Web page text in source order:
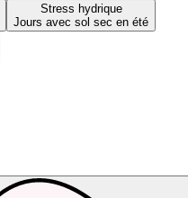
Stress hydrique
Jours avec sol sec en été